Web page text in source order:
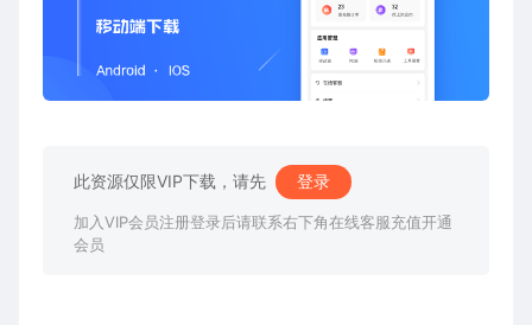
此资源仅限VIP下载，请先 登录
加入VIP会员注册登录后请联系右下角在线客服充值开通
会员